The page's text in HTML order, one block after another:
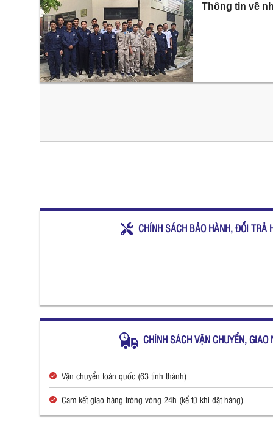
Thông tin về
CHÍNH SÁCH BẢO HÀNH, ĐỔI TRẢ
CHÍNH SÁCH VẬN CHUYỂN, GIAO
Vận chuyển toàn quốc (63 tỉnh thành)
Cam kết giao hàng tròng vòng 24h (kể từ khi đặt hàng)